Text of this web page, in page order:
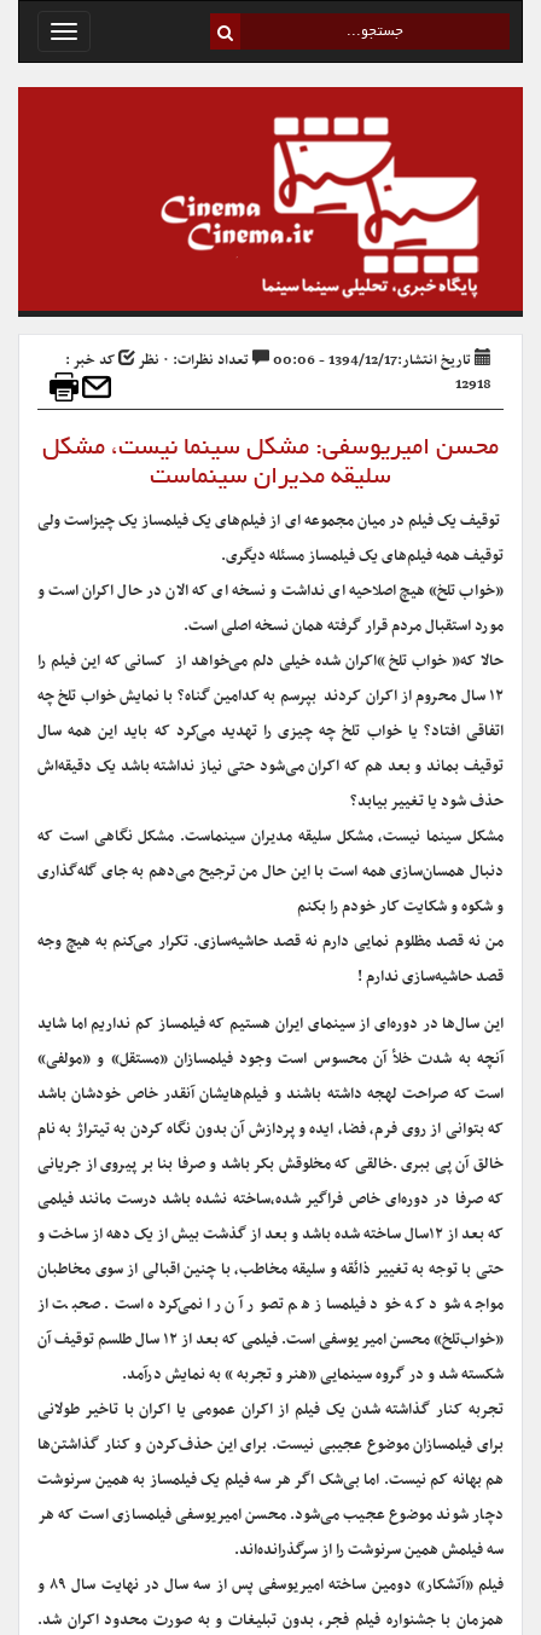
Toggle
تاریخ انتشار:1394/12/17 - 00:06 تعداد نظرات: ۰ نظر
کد خبر :
12918
محسن امیریوسفی: مشکل سینما نیست، مشکل
سلیقه مدیران سینماست
توقیف یک فیلم در میان مجموعه ای از فیلم‌های یک فیلمساز یک چیزاست ولی
توقیف همه فیلم‌های یک فیلمساز مسئله دیگری.
«خواب تلخ» هیچ اصلاحیه ای نداشت و نسخه ای که الان در حال اکران است و
مورد استقبال مردم قرار گرفته همان نسخه اصلی است.
حالا که« خواب تلخ »اکران شده خیلی دلم می‌خواهد از کسانی که این فیلم را
۱۲ سال محروم از اکران کردند بپرسم به کدامین گناه؟ با نمایش خواب تلخ چه
اتفاقی افتاد؟ یا خواب تلخ چه چیزی را تهدید می‌کرد که باید این همه سال
توقیف بماند و بعد هم که اکران می‌شود حتی نیاز نداشته باشد یک دقیقه‌اش
حذف شود یا تغییر بیابد؟
مشکل سینما نیست، مشکل سلیقه مدیران سینماست. مشکل نگاهی است که
دنبال همسان‌سازی همه است با این حال من ترجیح می‌دهم به جای گله‌گذاری
و شکوه و شکایت کار خودم را بکنم
من نه قصد مظلوم نمایی دارم نه قصد حاشیه‌سازی. تکرار می‌کنم به هیچ وجه
قصد حاشیه‌سازی ندارم !
این سال‌ها در دوره‌ای از سینمای ایران هستیم که فیلمساز کم نداریم اما شاید
آنچه به شدت خلأ آن محسوس است وجود فیلمسازان «مستقل» و «مولفی»
است که صراحت لهجه داشته باشند و فیلم‌هایشان آنقدر خاص خودشان باشد
که بتوانی از روی فرم، فضا، ایده و پردازش آن بدون نگاه کردن به تیتراژ به نام
خالق آن پی ببری .خالقی که مخلوقش بکر باشد و صرفا بنا بر پیروی از جریانی
که صرفا در دوره‌ای خاص فراگیر شده،ساخته نشده باشد درست مانند فیلمی
که بعد از ۱۲سال ساخته شده باشد و بعد از گذشت بیش از یک دهه از ساخت و
حتی با توجه به تغییر ذائقه و سلیقه مخاطب، با چنین اقبالی از سوی مخاطبان
مواجه شود که خود فیلمساز هم تصور آن را نمی‌کرده است. صحبت از
«خواب‌تلخ» محسن امیر یوسفی است. فیلمی که بعد از ۱۲ سال طلسم توقیف آن
شکسته شد و در گروه سینمایی «هنر و تجربه » به نمایش درآمد.
تجربه کنار گذاشته شدن یک فیلم از اکران عمومی یا اکران با تاخیر طولانی
برای فیلمسازان موضوع عجیبی نیست. برای این حذف‌کردن و کنار گذاشتن‌ها
هم بهانه کم نیست. اما بی‌شک اگر هر سه فیلم یک فیلمساز به همین سرنوشت
دچار شوند موضوع عجیب می‌شود. محسن امیریوسفی فیلمسازی است که هر
سه فیلمش همین سرنوشت را از سرگذرانده‌اند.
فیلم «آتشکار» دومین ساخته امیریوسفی پس از سه سال در نهایت سال ۸۹ و
همزمان با جشنواره فیلم فجر، بدون تبلیغات و به صورت محدود اکران شد.